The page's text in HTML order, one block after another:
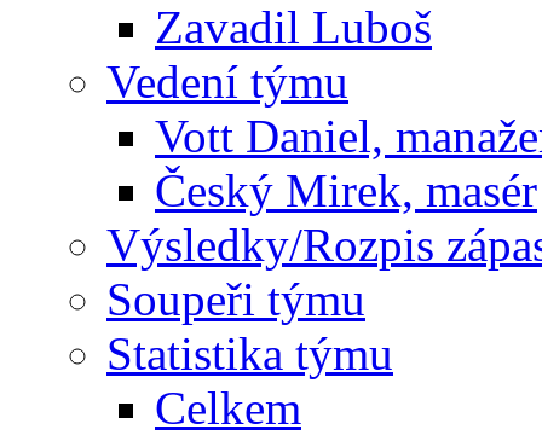
Zavadil Luboš
Vedení týmu
Vott Daniel,
Český Mirek, masér
Výsledky/Rozpis
Soupeři týmu
Statistika týmu
Celkem